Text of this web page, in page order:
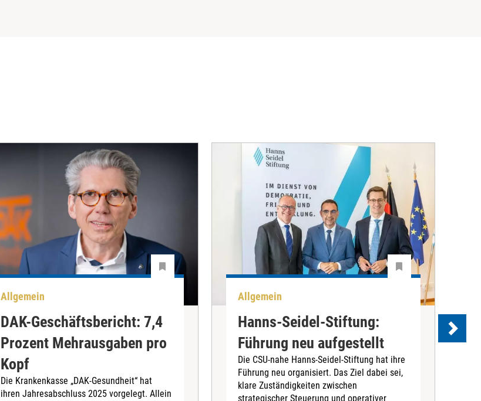
Allgemein
DAK-Geschäftsbericht: 7,4
Prozent Mehrausgaben pro
Kopf
Die Krankenkasse „DAK-Gesundheit“ hat
ihren Jahresabschluss 2025 vorgelegt. Allein
Allgemein
Hanns-Seidel-Stiftung:
Führung neu aufgestellt
Die CSU-nahe Hanns-Seidel-Stiftung hat ihre
Führung neu organisiert. Das Ziel dabei sei,
klare Zuständigkeiten zwischen
strategischer Steuerung und operativer